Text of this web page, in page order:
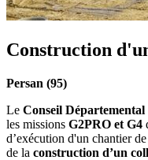
Construction
Persan (95)
Le Conseil
les missions G2PRO et G4
d’exécution d'un chantier de
de la construction d’un